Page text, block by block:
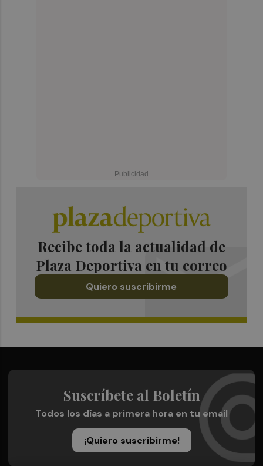
Recibe toda la actualidad de
Plaza Deportiva en tu correo
Quiero suscribirme
Suscríbete al Boletín
Todos los días a primera hora en tu email
¡Quiero suscribirme!